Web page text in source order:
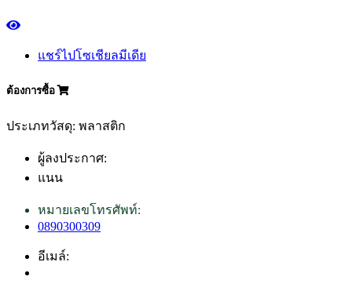
แชร์ไปโซเชียลมีเดีย
ต้องการซื้อ
ประเภทวัสดุ: พลาสติก
ผู้ลงประกาศ:
แนน
หมายเลขโทรศัพท์:
0890300309
อีเมล์: